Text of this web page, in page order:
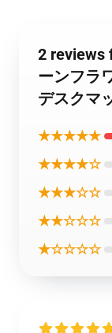
2 reviews
ーンフラ
デスクマ
★★★★★
★★★★☆
★★★☆☆
★★☆☆☆
★☆☆☆☆